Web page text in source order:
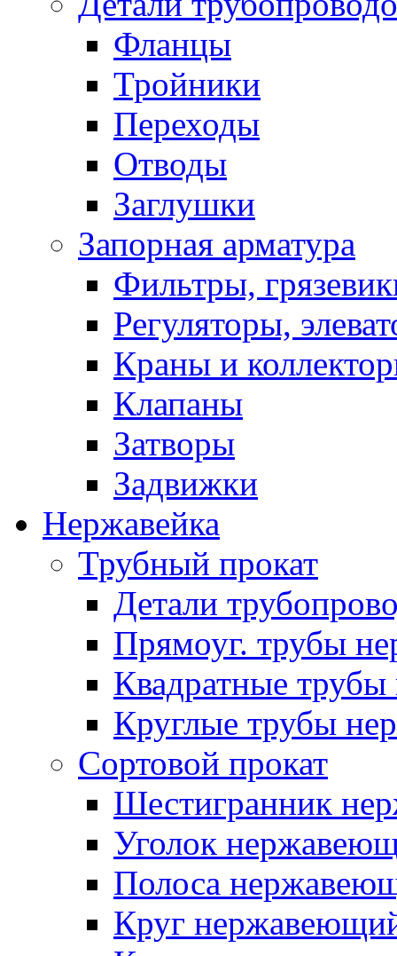
Фланцы
Тройники
Переходы
Отводы
Заглушки
Запорная арматура
Фильтры,
Регуляторы,
Краны и
Клапаны
Затворы
Задвижки
Нержавейка
Трубный прокат
Детали
Прямоуг. трубы
Квадратные
Круглые трубы
Сортовой прокат
Шестигранник
Уголок
Полоса
Круг